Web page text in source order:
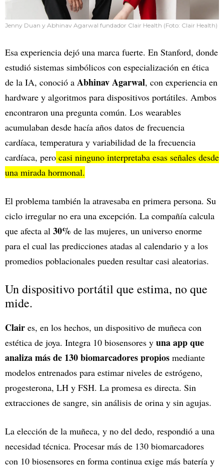
Jenny Duan y Abhinav Agarwal fundador Clair Health (Foto: Clair Health)
Esa experiencia dejó una marca fuerte. En Stanford, donde
estudió sistemas simbólicos con especialización en ética
de la IA, conoció a Abhinav Agarwal, con experiencia en
hardware y algoritmos para dispositivos portátiles. Ambos
encontraron una pregunta común. Los wearables
acumulaban desde hacía años datos de frecuencia
cardíaca, temperatura y variabilidad de la frecuencia
cardíaca, pero casi ninguno interpretaba esas señales desde
una mirada hormonal.
El problema también la atravesaba en primera persona. Su
ciclo irregular no era una excepción. La compañía calcula
que afecta al 30% de las mujeres, un universo enorme
para el cual las predicciones atadas al calendario y a los
promedios poblacionales pueden resultar casi aleatorias.
Un dispositivo portátil que estima, no que
mide.
Clair es, en los hechos, un dispositivo de muñeca con
estética de joya. Integra 10 biosensores y una app que
analiza más de 130 biomarcadores propios mediante
modelos entrenados para estimar niveles de estrógeno,
progesterona, LH y FSH. La promesa es directa. Sin
extracciones de sangre, sin análisis de orina y sin agujas.
La elección de la muñeca, y no del dedo, respondió a una
necesidad técnica. Procesar más de 130 biomarcadores
con 10 biosensores en forma continua exige más batería y